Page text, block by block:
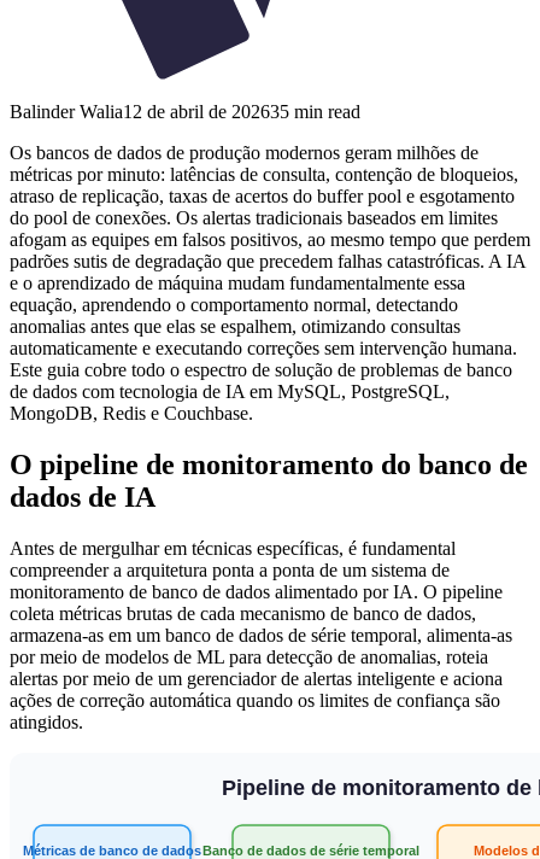
Balinder Walia12 de abril de 202635 min read
Os bancos de dados de produção modernos geram milhões de
métricas por minuto: latências de consulta, contenção de bloqueios,
atraso de replicação, taxas de acertos do buffer pool e esgotamento
do pool de conexões. Os alertas tradicionais baseados em limites
afogam as equipes em falsos positivos, ao mesmo tempo que perdem
padrões sutis de degradação que precedem falhas catastróficas. A IA
e o aprendizado de máquina mudam fundamentalmente essa
equação, aprendendo o comportamento normal, detectando
anomalias antes que elas se espalhem, otimizando consultas
automaticamente e executando correções sem intervenção humana.
Este guia cobre todo o espectro de solução de problemas de banco
de dados com tecnologia de IA em MySQL, PostgreSQL,
MongoDB, Redis e Couchbase.
O pipeline de monitoramento do banco de
dados de IA
Antes de mergulhar em técnicas específicas, é fundamental
compreender a arquitetura ponta a ponta de um sistema de
monitoramento de banco de dados alimentado por IA. O pipeline
coleta métricas brutas de cada mecanismo de banco de dados,
armazena-as em um banco de dados de série temporal, alimenta-as
por meio de modelos de ML para detecção de anomalias, roteia
alertas por meio de um gerenciador de alertas inteligente e aciona
ações de correção automática quando os limites de confiança são
atingidos.
Pipeline de monitoramento de
Métricas de banco de dadosBanco de dados de série temporal Modelos